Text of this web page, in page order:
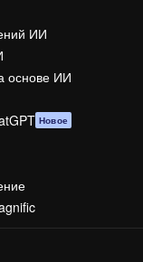
ИИ
основе ИИ
Новое